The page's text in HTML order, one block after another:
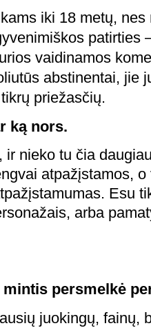
iki 18 metų,
patirties
vaidinamos
abstinentai, jie
priežasčių.
nors.
ir nieko tu čia
atpažįstamos,
Esu
arba
persmelkė
juokingų, fainų,